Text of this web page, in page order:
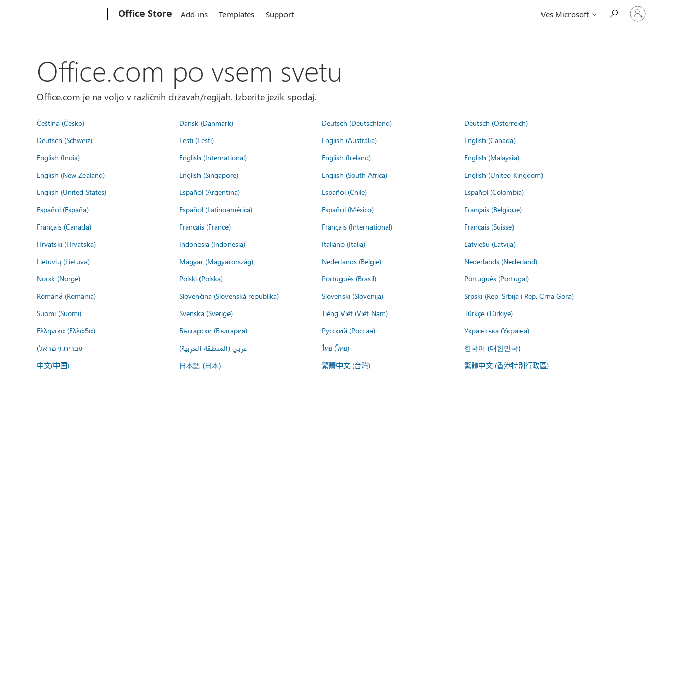
Office Store Add-ins Templates Support Ves Microsoft
Vpišite
se
Office.com po vsem svetu
Office.com je na voljo v različnih državah/regijah. Izberite jezik spodaj.
Čeština (Česko) Dansk (Danmark) Deutsch (Deutschland)
Deutsch (Österreich)
Deutsch (Schweiz)
Eesti (Eesti) English (Australia)
English (Canada)
English (India)
English (International) English (Ireland)
English (Malaysia)
English (New Zealand)
English (Singapore) English (South Africa)
English (United Kingdom)
English (United States)
Español (Argentina) Español (Chile)
Español (Colombia)
Español (España)
Español (Latinoamérica) Español (México)
Français (Belgique)
Français (Canada)
Français (France) Français (International)
Français (Suisse)
Hrvatski (Hrvatska)
Indonesia (Indonesia) Italiano (Italia)
Latviešu (Latvija)
Lietuvių (Lietuva)
Magyar (Magyarország) Nederlands (België)
Nederlands (Nederland)
Norsk (Norge)
Polski (Polska) Português (Brasil)
Português (Portugal)
Română (România)
Slovenčina (Slovenská republika) Slovenski (Slovenija)
Srpski (Rep. Srbija i Rep. Crna Gora)
Suomi (Suomi)
Svenska (Sverige) Tiếng Việt (Việt Nam)
Türkçe (Türkiye)
Ελληνικά (Ελλάδα)
Български (България) Русский (Россия)
Українська (Україна)
עברית (ישראל)
عربي (المنطقة العربية) ไทย (ไทย) 한국어 (대한민국)
中文(中国) 日本語 (日本) 繁體中文 (台灣) 繁體中文 (香港特別行政區)